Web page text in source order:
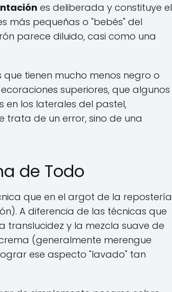
es deliberada y constituye el
más pequeñas o "bebés" del
parece diluido, casi como una
tienen mucho menos negro o
superiores, que algunos
en los laterales del pastel,
trata de un error, sino de una
de Todo
que en el argot de la repostería
A diferencia de las técnicas que
translucidez y la mezcla suave de
(generalmente merengue
ese aspecto "lavado" tan